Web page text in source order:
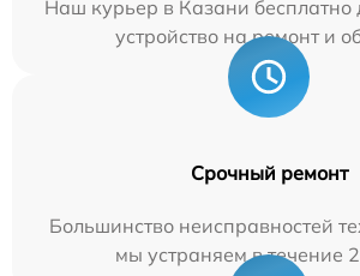
Наш курьер в Казани бесплатно
устройство на ремонт и
Срочный ремонт
Большинство неисправностей
мы устраняем в течение